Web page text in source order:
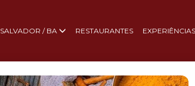
SALVADOR / BA RESTAURANTES EXPERIÊNCIAS